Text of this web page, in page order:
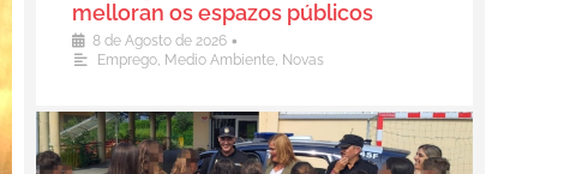
melloran os espazos públicos
8 de Agosto de 2026 •
Emprego, Medio Ambiente, Novas